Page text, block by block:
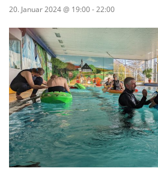
20. Januar 2024 @ 19:00-22:00